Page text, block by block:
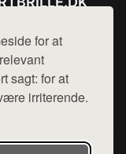
for at
sagt: for at
irriterende.
hej@want.dk
og privatlivspolitik